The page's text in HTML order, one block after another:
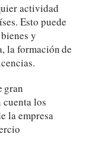
actividad
Esto puede
y
la formación de
gran
los
la empresa